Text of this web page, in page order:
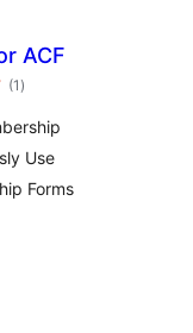
ACF
(1 total
ratings
)
Use
Forms